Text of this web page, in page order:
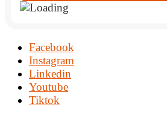
Facebook
Instagram
Linkedin
Youtube
Tiktok